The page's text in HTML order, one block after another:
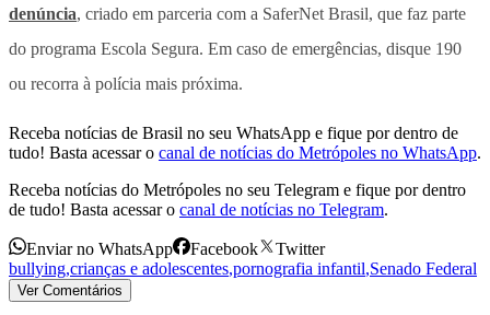
denúncia, criado em parceria com a SaferNet Brasil, que faz parte
do programa Escola Segura. Em caso de emergências, disque 190
ou recorra à polícia mais próxima.
Receba notícias de Brasil no seu WhatsApp e fique por dentro de
tudo! Basta acessar o canal de notícias do Metrópoles no WhatsApp.
Receba notícias do Metrópoles no seu Telegram e fique por dentro
de tudo! Basta acessar o canal de notícias no Telegram.
Enviar no WhatsApp Facebook
Twitter
bullying,crianças e adolescentes,pornografia infantil,Senado Federal
Ver Comentários